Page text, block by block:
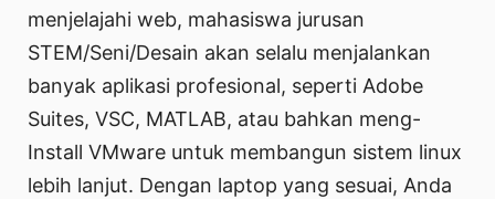
menjelajahi web, mahasiswa jurusan
STEM/Seni/Desain akan selalu menjalankan
banyak aplikasi profesional, seperti Adobe
Suites, VSC, MATLAB, atau bahkan meng-
Install VMware untuk membangun sistem linux
lebih lanjut. Dengan laptop yang sesuai, Anda